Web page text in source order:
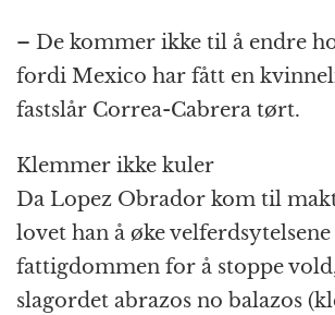
– De kommer ikke til å endre
fordi Mexico har fått en
fastslår Correa-Cabrera tørt.
Klemmer ikke kuler
Da Lopez Obrador kom til
lovet han å øke
fattigdommen for å stoppe
slagordet abrazos no balazos